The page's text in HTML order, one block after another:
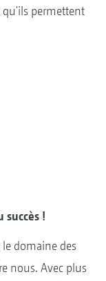
qu'ils permettent
!
domaine des
nous. Avec plus